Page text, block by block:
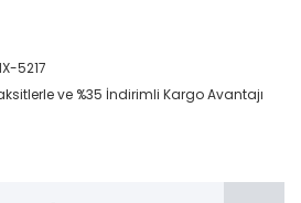
5217
ve %35 İndirimli Kargo Avantajı